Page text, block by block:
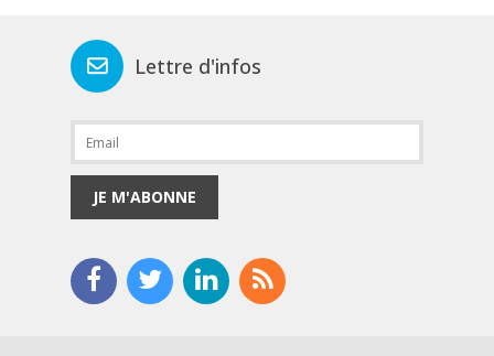
Lettre d'infos
JE M'ABONNE